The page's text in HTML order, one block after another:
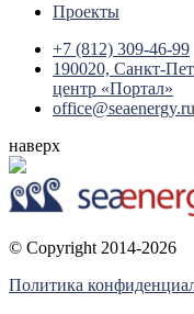
Проекты
+7 (812) 309-46-99
190020, Санкт-
центр «Портал»
office@seaenergy.ru
наверх
© Copyright 2014-2026
Политика